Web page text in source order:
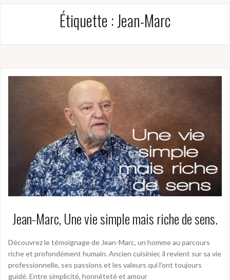
Étiquette : Jean-Marc
Jean-Marc, Une vie simple mais riche de sens.
Découvrez le témoignage de Jean-Marc, un homme au parcours
riche et profondément humain. Ancien cuisinier, il revient sur sa vie
professionnelle, ses passions et les valeurs qui l’ont toujours
guidé. Entre simplicité, honnêteté et amour